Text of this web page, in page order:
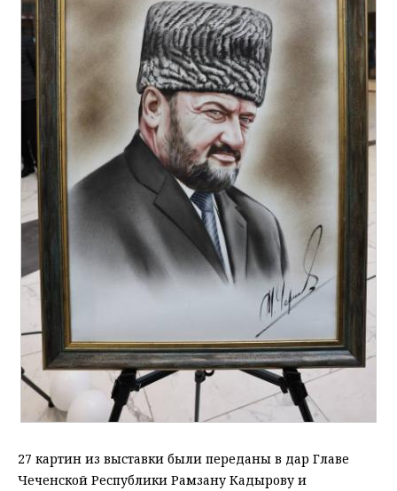
27 картин из выставки были переданы в дар Главе
Чеченской Республики Рамзану Кадырову и